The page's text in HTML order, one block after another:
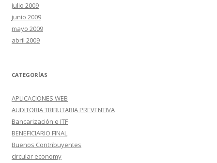
julio 2009
junio 2009
mayo 2009
abril 2009
CATEGORÍAS
APLICACIONES WEB
AUDITORIA TRIBUTARIA PREVENTIVA
Bancarización e ITF
BENEFICIARIO FINAL
Buenos Contribuyentes
circular economy